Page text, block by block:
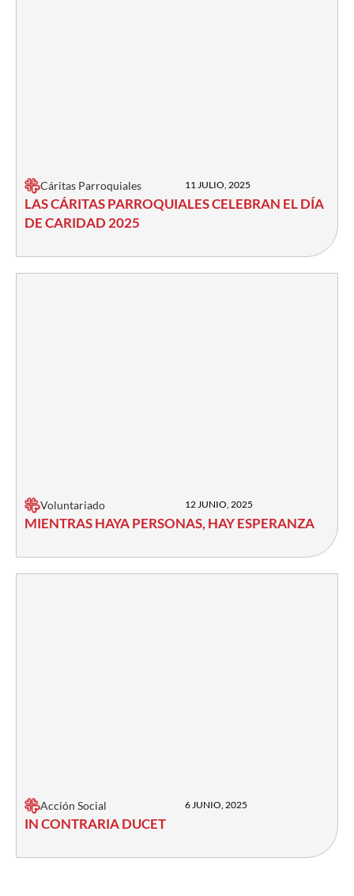
Cáritas Parroquiales 11 JULIO, 2025
LAS CÁRITAS PARROQUIALES CELEBRAN EL DÍA
DE CARIDAD 2025
Voluntariado 12 JUNIO, 2025
MIENTRAS HAYA PERSONAS, HAY ESPERANZA
Acción Social 6 JUNIO, 2025
IN CONTRARIA DUCET